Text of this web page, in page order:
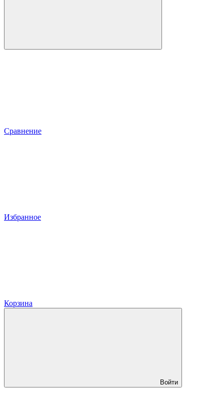
Сравнение
Избранное
Корзина
Войти